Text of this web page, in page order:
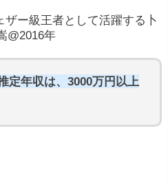
ザー級王者として活躍する卜
@2016年
定年収は、3000万円以上